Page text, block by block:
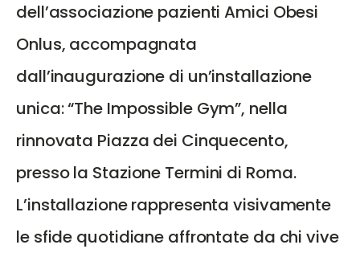
dell’associazione pazienti Amici Obesi
Onlus, accompagnata
dall’inaugurazione di un’installazione
unica: “The Impossible Gym”, nella
rinnovata Piazza dei Cinquecento,
presso la Stazione Termini di Roma.
L’installazione rappresenta visivamente
le sfide quotidiane affrontate da chi vive